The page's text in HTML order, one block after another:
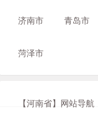
济南市 青岛市
菏泽市
【河南省】网站导航